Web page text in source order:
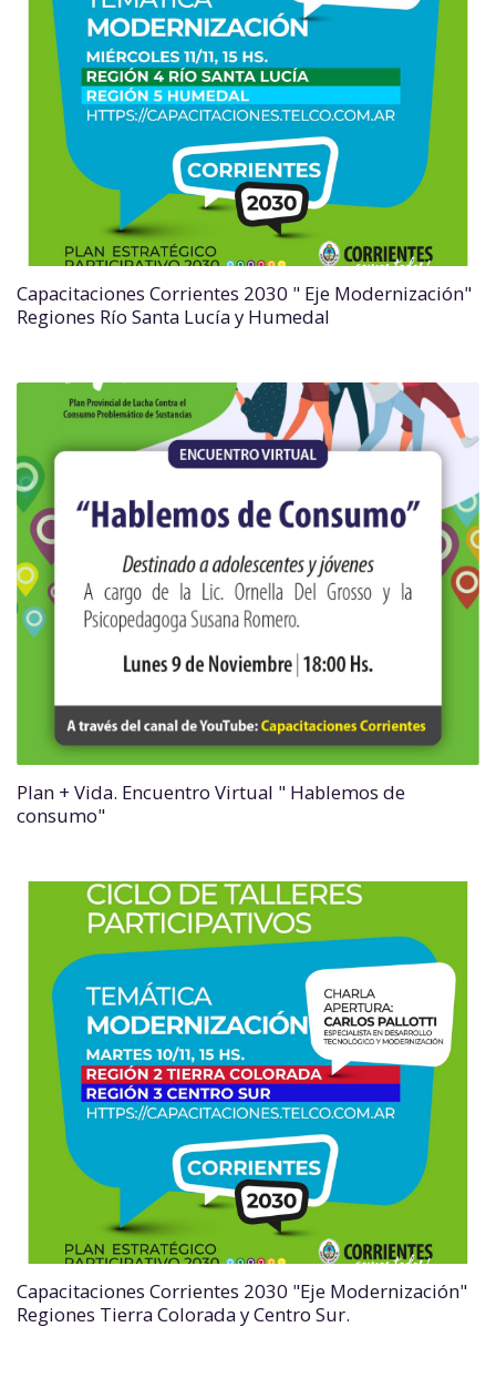
Capacitaciones Corrientes 2030 " Eje Modernización"
Regiones Río Santa Lucía y Humedal
Plan + Vida. Encuentro Virtual " Hablemos de
consumo"
Capacitaciones Corrientes 2030 "Eje Modernización"
Regiones Tierra Colorada y Centro Sur.